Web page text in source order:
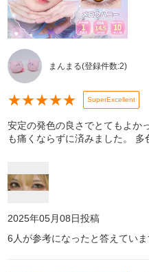
まんまる(登録件数:2)
★★★★★ SuperExcellent
安定の発色の良さでとてもよか
も痛くならずに済みました。 多
2025年05月08日投稿
6 人が参考になったと答えていま